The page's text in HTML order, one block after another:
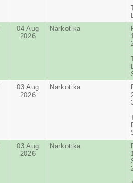
04 Aug
2026
Narkotika
03 Aug
2026
Narkotika
03 Aug
2026
Narkotika